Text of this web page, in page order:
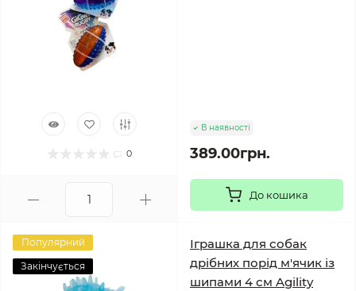
0
В наявності
389.00грн.
До кошика
Популярний
Закінчується
Іграшка для собак
дрібних порід м'ячик із
шипами 4 см Agility